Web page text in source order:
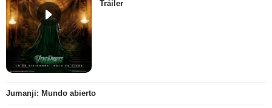
Tráiler
Jumanji: Mundo abierto